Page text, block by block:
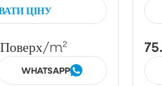
ЦІНУ
Поверх/m²
WHATSAPP